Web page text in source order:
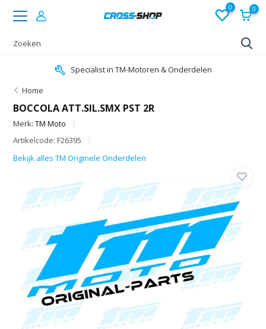
0 0
Specialist in TM-Motoren & Onderdelen
Home
BOCCOLA ATT.SIL.SMX PST 2R
Merk:TM Moto
Artikelcode: F26395
Bekijk alles TM Originele Onderdelen